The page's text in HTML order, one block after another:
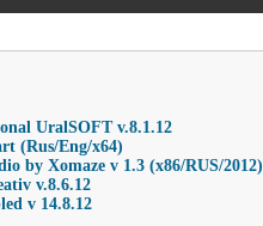
UralSOFT v.8.1.12
(Rus/Eng/x64)
by Xomaze v 1.3 (х86/RUS/2012)
v.8.6.12
v 14.8.12